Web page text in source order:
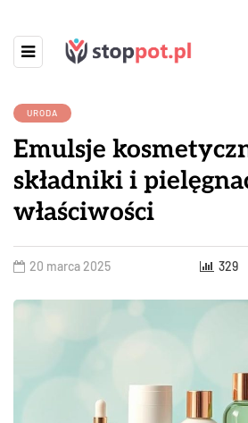
URODA
Emulsje
składniki i
właściwości
20 marca 2025 329